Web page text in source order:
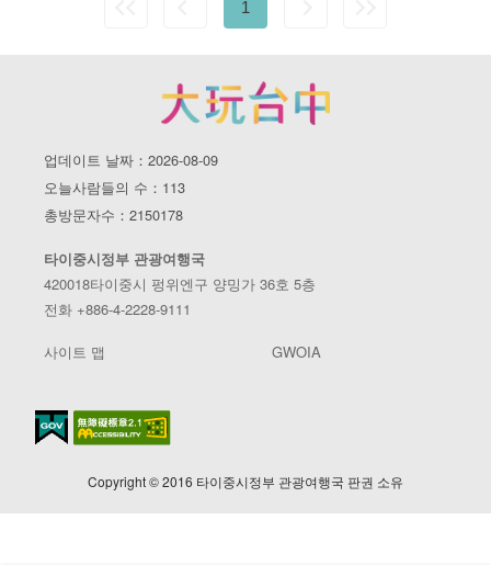
1
업데이트 날짜：2026-08-09
오늘사람들의 수：113
총방문자수：2150178
타이중시정부 관광여행국
420018타이중시 펑위엔구 양밍가 36호 5층
전화 +886-4-2228-9111
사이트 맵 GWOIA
Copyright © 2016 타이중시정부 관광여행국 판권 소유